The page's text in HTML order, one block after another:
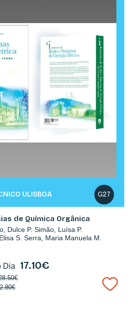
G27
ULISBOA
de Química Orgânica
Dulce P. Simão, Luísa P.
S. Serra, Maria Manuela M.
Dia 17.10€